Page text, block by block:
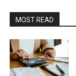
MOST READ